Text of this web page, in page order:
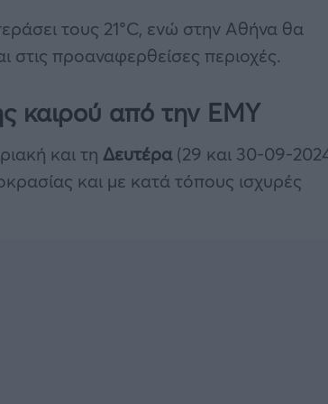
τους 21°C, ενώ στην Αθήνα θα
στις προαναφερθείσες περιοχές.
καιρού από την ΕΜΥ
και τη Δευτέρα(29 και 30-09-
και με κατά τόπους ισχυρές